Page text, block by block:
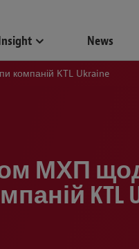
News
компаній KTL Ukraine
МХП
KTL